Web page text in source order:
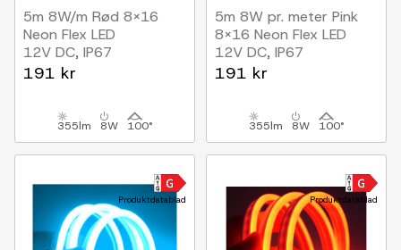
5m 8W/m Rød 8x16
Neon Flex LED
12V DC, IP67
191 kr
355lm 8W 100°
5m 8W pr. meter Pink
8x16 Neon Flex LED
12V DC, IP67
191 kr
355lm 8W 100°
Produktdatablad Produktdatablad